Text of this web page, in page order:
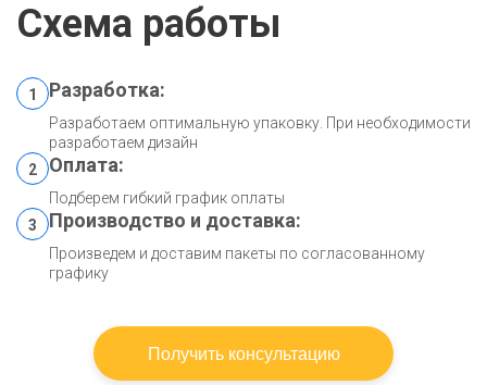
Схема работы
1 Разработка:
Разработаем оптимальную упаковку. При необходимости
разработаем дизайн
2
Оплата:
Подберем гибкий график оплаты
3
Производство и доставка:
Произведем и доставим пакеты по согласованному
графику
Получить консультацию